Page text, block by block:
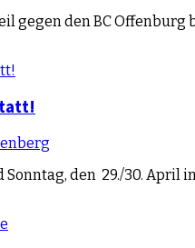
gegen den BC
Sonntag, den 29./30.